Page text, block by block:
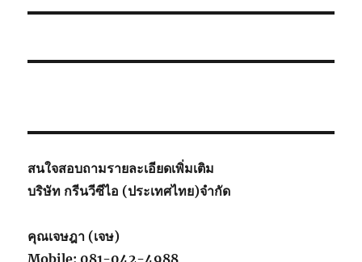
สนใจสอบถามรายละเอียดเพิ่มเติม
บริษัท กรีนวีซีไอ (ประเทศไทย)จำกัด
คุณเจษฎา (เจษ)